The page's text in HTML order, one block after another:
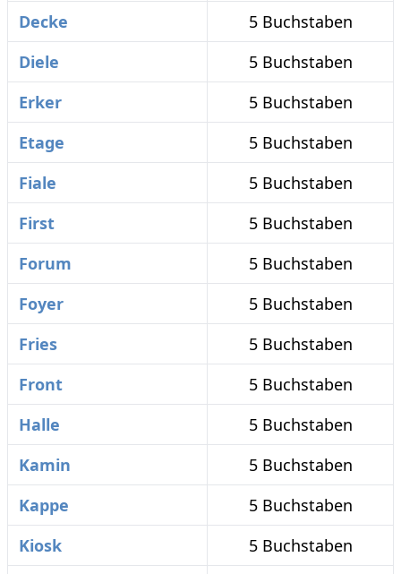
Decke
5 Buchstaben
Diele
5 Buchstaben
Erker
5 Buchstaben
Etage
5 Buchstaben
Fiale
5 Buchstaben
First
5 Buchstaben
Forum
5 Buchstaben
Foyer
5 Buchstaben
Fries
5 Buchstaben
Front
5 Buchstaben
Halle
5 Buchstaben
Kamin
5 Buchstaben
Kappe
5 Buchstaben
Kiosk
5 Buchstaben